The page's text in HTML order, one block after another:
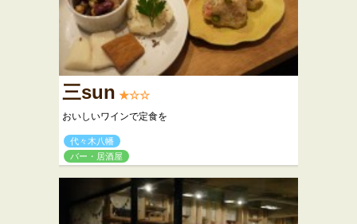
三sun ★☆☆
おいしいワインで定食を
代々木八幡
バー・居酒屋